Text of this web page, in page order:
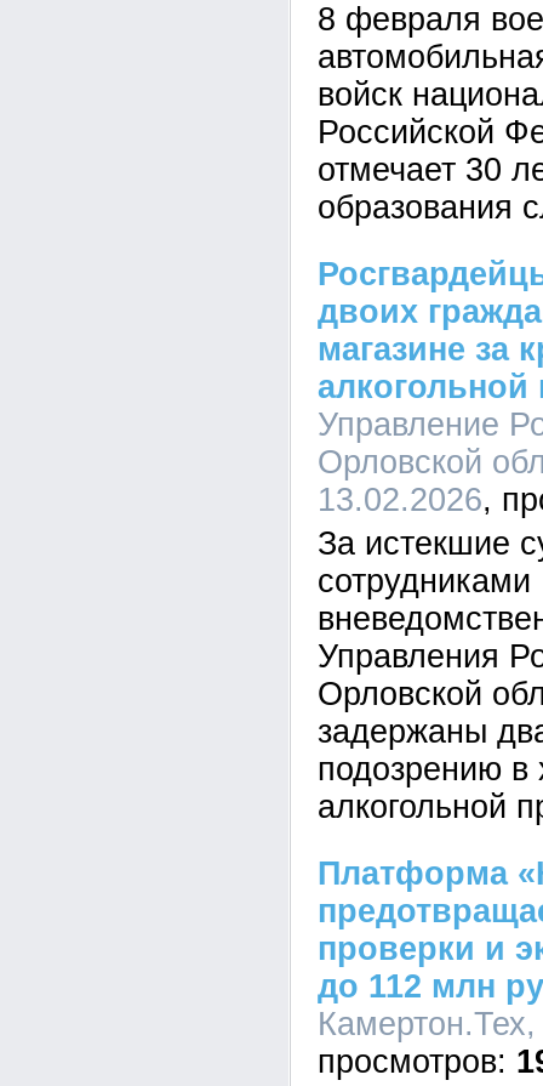
8 февраля
войск
Российской
отмечает 30
образования
двоих
магазине за
алкогольной
Управление
Орловской
13.02.2026
За истекшие
сотрудниками
Управления
Орловской
задержаны
подозрению в
алкогольной
Платформа
проверки и
до 112 млн